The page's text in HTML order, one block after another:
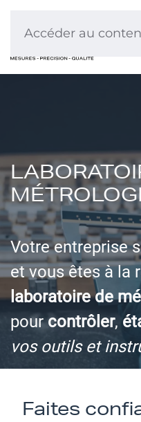
Accéder au
Votre entreprise
et vous êtes à la
laboratoire de
pourcontrôler,
vos outils et
Faites